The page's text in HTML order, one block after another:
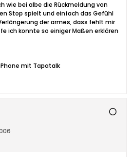
wie bei albe die Rückmeldung von
Stop spielt und einfach das Gefühl
der armes, dass fehlt mir
ich konnte so einiger Maßen erklären
mit Tapatalk